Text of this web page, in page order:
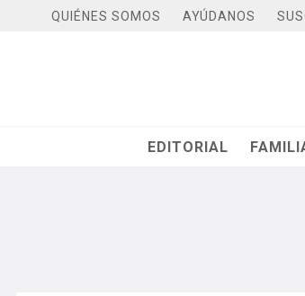
QUIÉNES SOMOS AYÚDANOS
EDITORIAL